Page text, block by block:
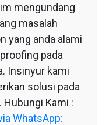
mengundang
masalah
yang anda alami
pada
Insinyur kami
solusi pada
Kami :
WhatsApp: